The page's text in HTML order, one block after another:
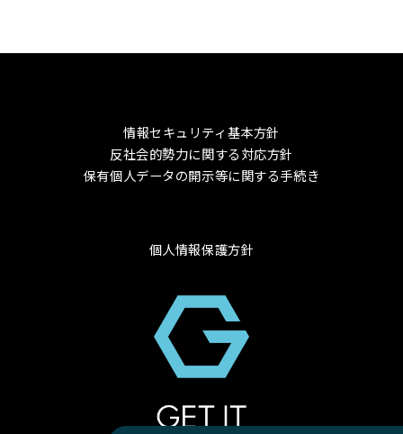
情報セキュリティ基本方針
反社会的勢力に関する対応方針
保有個人データの開示等に関する手続き
個人情報保護方針